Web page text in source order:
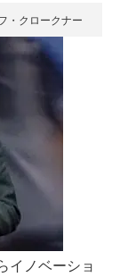
・クロークナー
イノベーショ